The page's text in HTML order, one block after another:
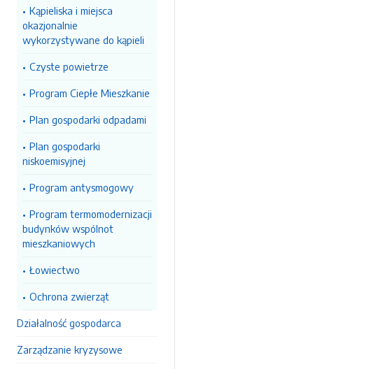
Kąpieliska i miejsca
okazjonalnie
wykorzystywane do kąpieli
Czyste powietrze
Program Ciepłe Mieszkanie
Plan gospodarki odpadami
Plan gospodarki
niskoemisyjnej
Program antysmogowy
Program termomodernizacji
budynków wspólnot
mieszkaniowych
Łowiectwo
Ochrona zwierząt
Działalność gospodarca
Zarządzanie kryzysowe